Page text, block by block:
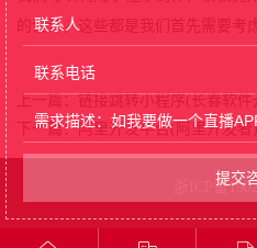
的设计，这些都是我们首先需要考
上一篇：链接跳转小程序(长春软件
下一篇：阿里开发平台(阿里开发者
浙ICP备